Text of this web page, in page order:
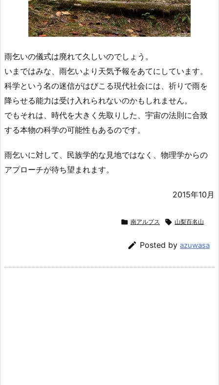
雨乞いの儀式は廃れて久しいのでしょう。
いまではみな、雨乞いより天気予報をあてにしています。
科学という名の迷信がはびこる現代社会には、祈りで雨を
降らせる能力は受け入れられないのかもしれません。
でもそれは、時代を大きく先取りした、宇宙の法則に合致
する本物の科学の可能性もあるのです。
雨乞いに対して、民族学的な見地ではなく、物理学からの
アプローチが待ち望まれます。
2015年10月
 南アルプス  山梨百名山
 Posted by azuwasa